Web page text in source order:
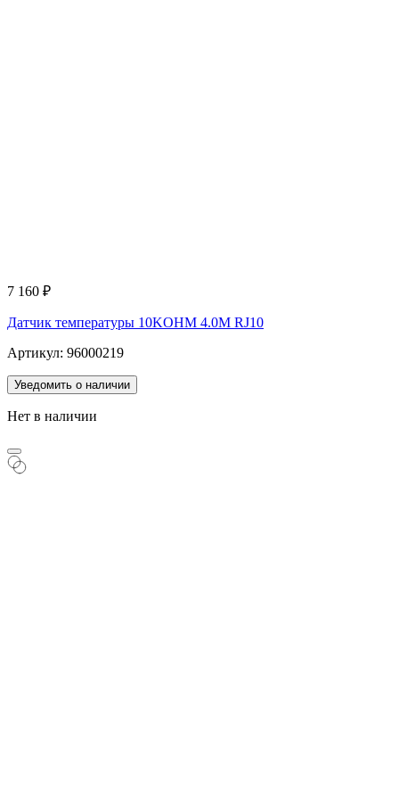
7 160 ₽
Датчик температуры 10KOHM 4.0M RJ10
Артикул: 96000219
Уведомить о наличии
Нет в наличии